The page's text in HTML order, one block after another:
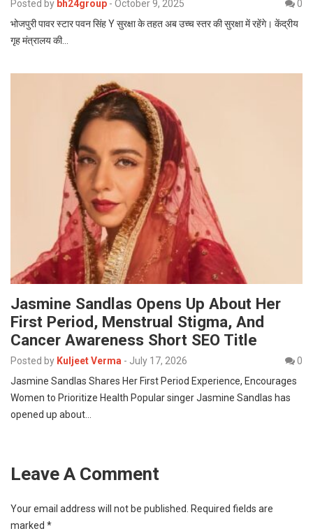
Posted by bh24group - October 9, 2025
0
भोजपुरी पावर स्टार पवन सिंह Y सुरक्षा के तहत अब उच्च स्तर की सुरक्षा में रहेंगे। केंद्रीय
गृह मंत्रालय की…
Jasmine Sandlas Opens Up About Her
First Period, Menstrual Stigma, And
Cancer Awareness Short SEO Title
Posted by Kuljeet Verma - July 17, 2026
0
Jasmine Sandlas Shares Her First Period Experience, Encourages
Women to Prioritize Health Popular singer Jasmine Sandlas has
opened up about…
Leave A Comment
Your email address will not be published. Required fields are
marked *